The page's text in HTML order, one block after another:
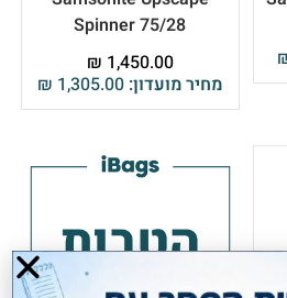
Spinner 75/28
מחיר מועדון: ₪ 1,305.00
₪ 1,450.00